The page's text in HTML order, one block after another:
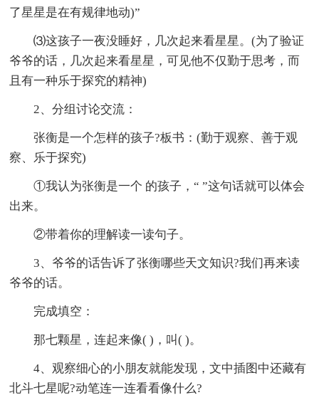
了星星是在有规律地动)”
⑶这孩子一夜没睡好，几次起来看星星。(为了验证
爷爷的话，几次起来看星星，可见他不仅勤于思考，而
且有一种乐于探究的精神)
2、分组讨论交流：
张衡是一个怎样的孩子?板书：(勤于观察、善于观
察、乐于探究)
①我认为张衡是一个 的孩子，“ ”这句话就可以体会
出来。
②带着你的理解读一读句子。
3、爷爷的话告诉了张衡哪些天文知识?我们再来读
爷爷的话。
完成填空：
那七颗星，连起来像( )，叫( )。
4、观察细心的小朋友就能发现，文中插图中还藏有
北斗七星呢?动笔连一连看看像什么?